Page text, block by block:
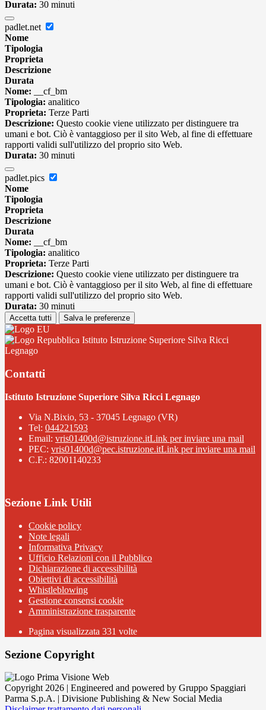
Durata: 30 minuti
padlet.net
Nome
Tipologia
Proprieta
Descrizione
Durata
Nome: __cf_bm
Tipologia: analitico
Proprieta: Terze Parti
Descrizione: Questo cookie viene utilizzato per distinguere tra
umani e bot. Ciò è vantaggioso per il sito Web, al fine di effettuare
rapporti validi sull'utilizzo del proprio sito Web.
Durata: 30 minuti
padlet.pics
Nome
Tipologia
Proprieta
Descrizione
Durata
Nome: __cf_bm
Tipologia: analitico
Proprieta: Terze Parti
Descrizione: Questo cookie viene utilizzato per distinguere tra
umani e bot. Ciò è vantaggioso per il sito Web, al fine di effettuare
rapporti validi sull'utilizzo del proprio sito Web.
Durata: 30 minuti
Accetta tutti Salva le preferenze
Istituto Istruzione Superiore Silva Ricci
Legnago
Contatti
Istituto Istruzione Superiore Silva Ricci Legnago
Via N.Bixio, 53 - 37045 Legnago (VR)
Tel: 044221593
Email: vris01400d@istruzione.itLink per inviare una mail
PEC: vris01400d@pec.istruzione.itLink per inviare una mail
C.F.: 82001140233
Sezione Link Utili
Cookie policy
Note legali
Informativa Privacy
Ufficio Relazioni con il Pubblico
Dichiarazione di accessibilità
Obiettivi di accessibilità
Whistleblowing
Gestione consensi cookie
Amministrazione trasparente
Pagina visualizzata 331 volte
Sezione Copyright
Copyright 2026 | Engineered and powered by Gruppo Spaggiari
Parma S.p.A. | Divisione Publishing & New Social Media